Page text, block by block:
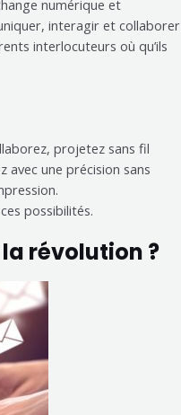
numérique et
interagir et collaborer
interlocuteurs où qu’ils
projetez sans fil
avec une précision sans
possibilités.
révolution ?